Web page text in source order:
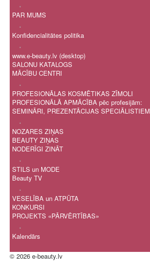
.
PAR MUMS
.
Konfidencialitātes politika
.
www.e-beauty.lv (desktop)
SALONU KATALOGS
MĀCĪBU CENTRI
.
PROFESIONĀLAS KOSMĒTIKAS ZĪMOLI
PROFESIONĀLĀ APMĀCĪBA pēc profesijām:
SEMINĀRI, PREZENTĀCIJAS SPECIĀLISTIEM
.
NOZARES ZIŅAS
BEAUTY ZIŅAS
NODERĪGI ZINĀT
.
STILS un MODE
Beauty TV
.
VESELĪBA un ATPŪTA
KONKURSI
PROJEKTS «PĀRVĒRTĪBAS»
.
Kalendārs
© 2026 e-beauty.lv